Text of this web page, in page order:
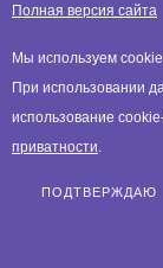
Полная версия сайта
Мы используем
При использовании
использование
приватности.
ПОДТВЕРЖДАЮ